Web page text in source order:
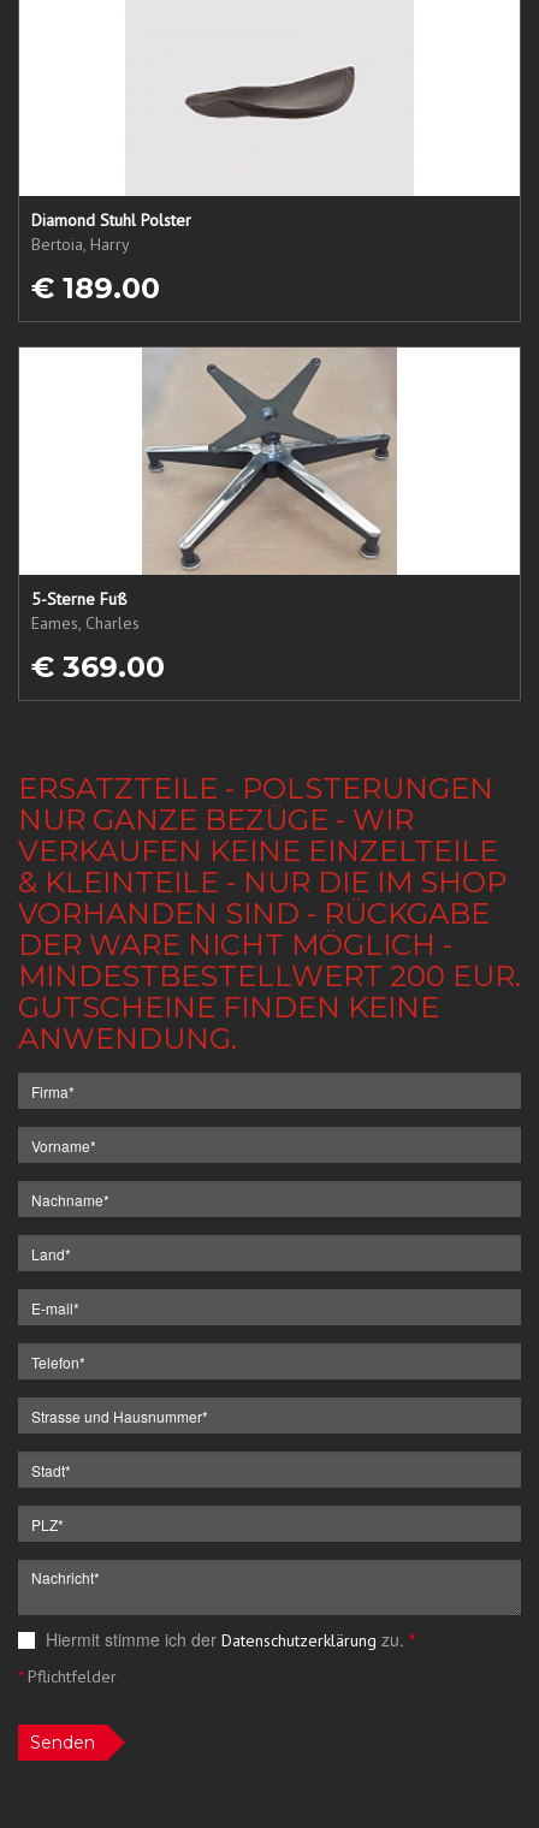
Diamond Stuhl Polster
Bertoia, Harry
€ 189.00
5-Sterne Fuß
Eames, Charles
€ 369.00
ERSATZTEILE - POLSTERUNGEN
NUR GANZE BEZÜGE - WIR
VERKAUFEN KEINE EINZELTEILE
& KLEINTEILE - NUR DIE IM SHOP
VORHANDEN SIND - RÜCKGABE
DER WARE NICHT MÖGLICH -
MINDESTBESTELLWERT 200 EUR.
GUTSCHEINE FINDEN KEINE
ANWENDUNG.
Hiermit stimme ich der Datenschutzerklärung zu. *
*Pflichtfelder
Senden